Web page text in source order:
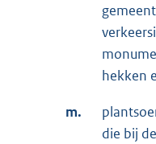
hekken
m.
die bij